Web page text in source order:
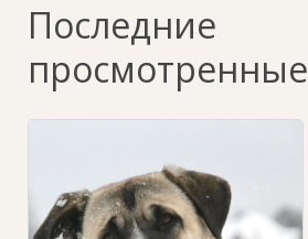
Последние
просмотренные